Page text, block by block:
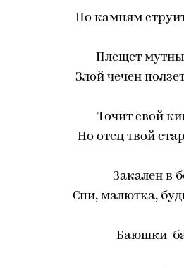
По камням
Плещет
Злой чечен
Точит свой
Но отец твой
Закален в
Спи, малютка,
Баюшки-